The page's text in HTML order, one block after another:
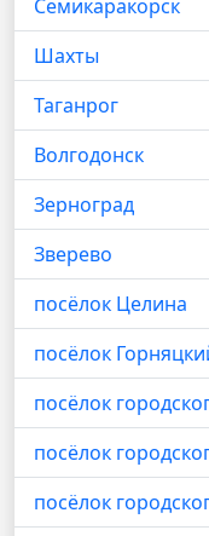
Семикаракорск
Шахты
Таганрог
Волгодонск
Зерноград
Зверево
посёлок Целина
посёлок
посёлок
посёлок
посёлок